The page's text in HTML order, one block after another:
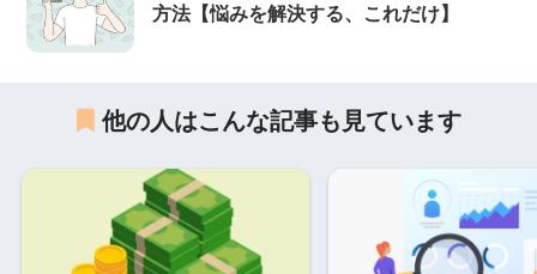
方法【悩みを解決する、これだけ】
他の人はこんな記事も見ています